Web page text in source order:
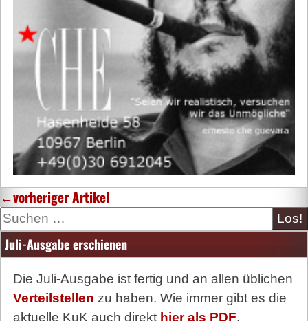
←vorheriger Artikel
Suche
Juli-Ausgabe erschienen
Die Juli-Ausgabe ist fertig und an allen üblichen
Verteilstellen zu haben. Wie immer gibt es die
aktuelle KuK auch direkt hier als PDF.